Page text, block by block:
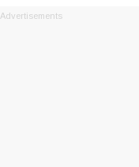
Advertisements